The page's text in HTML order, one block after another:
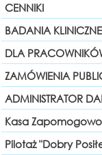
CENNIKI
BADANIA KLINICZNE
DLA
ZAMÓWIENIA
ADMINISTRATOR
Kasa Zapomogowo
Pilotaż "Dobry